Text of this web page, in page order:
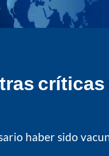
haber sido